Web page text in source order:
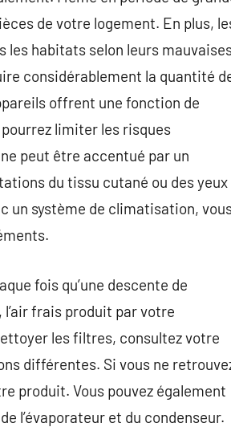
de votre logement. En plus,
les habitats selon leurs
considérablement la quantité
offrent une fonction de
limiter les risques
peut être accentué par un
du tissu cutané ou des yeux
un système de climatisation,
fois qu’une descente de
frais produit par votre
les filtres, consultez votre
différentes. Si vous ne
produit. Vous pouvez également
l’évaporateur et du condenseur.